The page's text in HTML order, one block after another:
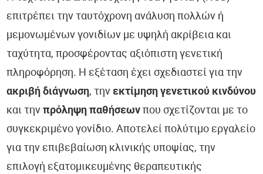
επιτρέπει την ταυτόχρονη ανάλυση πολλών ή
μεμονωμένων γονιδίων με υψηλή ακρίβεια και
ταχύτητα, προσφέροντας αξιόπιστη γενετική
πληροφόρηση. Η εξέταση έχει σχεδιαστεί για την
ακριβή διάγνωση, τηνεκτίμηση γενετικού κινδύνου
και τηνπρόληψη παθήσεων που σχετίζονται με το
συγκεκριμένο γονίδιο. Αποτελεί πολύτιμο εργαλείο
για την επιβεβαίωση κλινικής υποψίας, την
επιλογή εξατομικευμένης θεραπευτικής